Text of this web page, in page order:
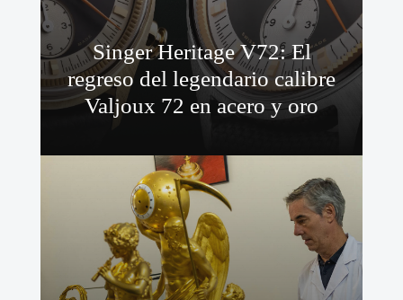
Singer Heritage V72: El
regreso del legendario calibre
Valjoux 72 en acero y oro